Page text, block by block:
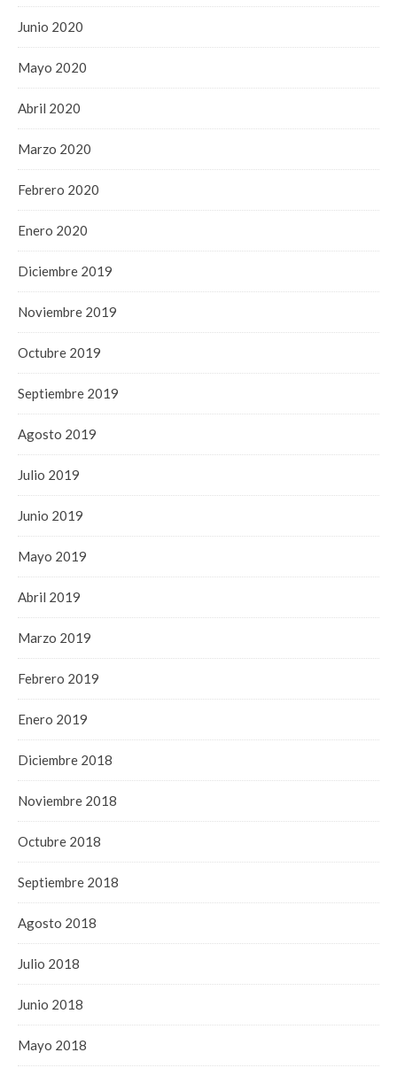
Junio 2020
Mayo 2020
Abril 2020
Marzo 2020
Febrero 2020
Enero 2020
Diciembre 2019
Noviembre 2019
Octubre 2019
Septiembre 2019
Agosto 2019
Julio 2019
Junio 2019
Mayo 2019
Abril 2019
Marzo 2019
Febrero 2019
Enero 2019
Diciembre 2018
Noviembre 2018
Octubre 2018
Septiembre 2018
Agosto 2018
Julio 2018
Junio 2018
Mayo 2018